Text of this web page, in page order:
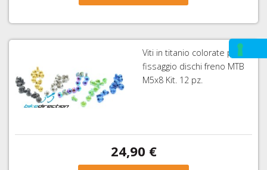
Viti in titanio colorate per
fissaggio dischi freno MTB
M5x8 Kit. 12 pz.
24,90 €